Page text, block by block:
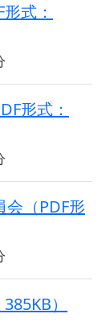
式：
形式：
（PDF形
）